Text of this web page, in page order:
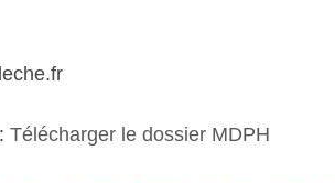
Télécharger le dossier MDPH